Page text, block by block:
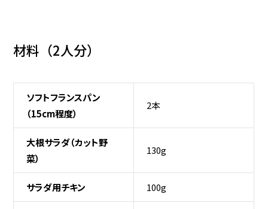
材料（2人分）
ソフトフランスパン
（15cm程度）
2本
大根サラダ（カット野
菜）
130g
サラダ用チキン 100g